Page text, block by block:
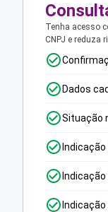
Tenha acesso
CNPJ e reduza
Dados
Situação